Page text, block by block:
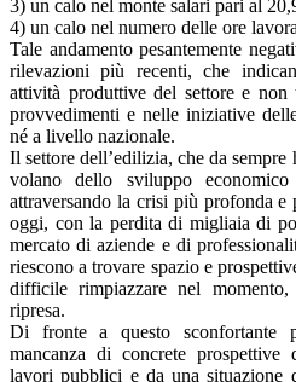
3) un calo nel monte salari pari al
4) un calo nel numero delle ore
Tale andamento pesantemente
rilevazioni più recenti, che
attività produttive del settore e non
provvedimenti e nelle iniziative
né a livello nazionale.
Il settore dell’edilizia, che da
volano dello sviluppo
attraversando la crisi più profonda e
oggi, con la perdita di migliaia di
mercato di aziende e di
riescono a trovare spazio e
difficile rimpiazzare nel
ripresa.
Di fronte a questo sconfortante
mancanza di concrete prospettive
lavori pubblici e da una situazione